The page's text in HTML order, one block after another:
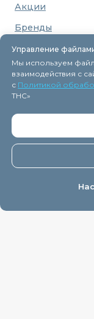
Управление
Мы используем
взаимодействия с
с Политикой
ТНС»
Акции
Бренды
О нас
Регистрация
Дата
eplan.by в
ЗАО "